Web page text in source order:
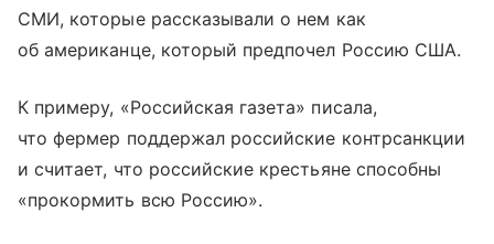
СМИ, которые рассказывали о нем как
об американце, который предпочел Россию США.
К примеру, «Российская газета» писала,
что фермер поддержал российские контрсанкции
и считает, что российские крестьяне способны
«прокормить всю Россию».